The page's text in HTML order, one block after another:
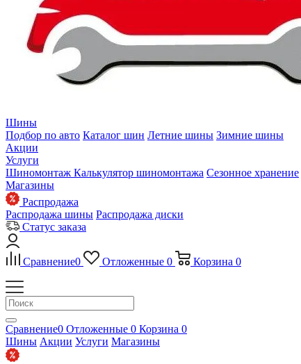
Шины
Подбор по авто Каталог шин Летние шины Зимние шины
Акции
Услуги
Шиномонтаж Калькулятор шиномонтажа Сезонное хранение
Магазины
Распродажа
Распродажа шины Распродажа диски
Статус заказа
Сравнение0 Отложенные 0 Корзина 0
Сравнение0 Отложенные 0 Корзина 0
Шины Акции Услуги Магазины